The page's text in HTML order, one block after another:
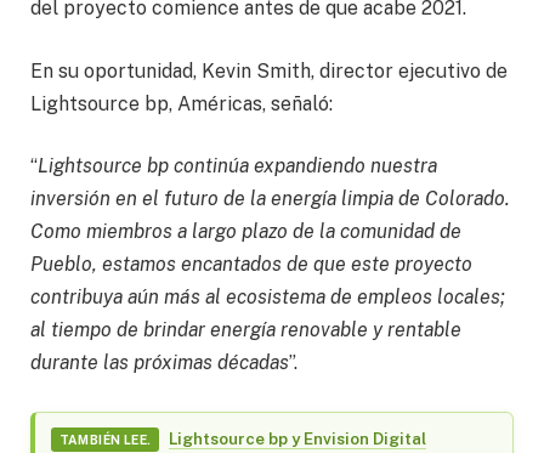
del proyecto comience antes de que acabe 2021.
En su oportunidad, Kevin Smith, director ejecutivo de
Lightsource bp, Américas, señaló:
“Lightsource bp continúa expandiendo nuestra
inversión en el futuro de la energía limpia de Colorado.
Como miembros a largo plazo de la comunidad de
Pueblo, estamos encantados de que este proyecto
contribuya aún más al ecosistema de empleos locales;
al tiempo de brindar energía renovable y rentable
durante las próximas décadas”.
TAMBIÉN LEE.
Lightsource bp y Envision Digital